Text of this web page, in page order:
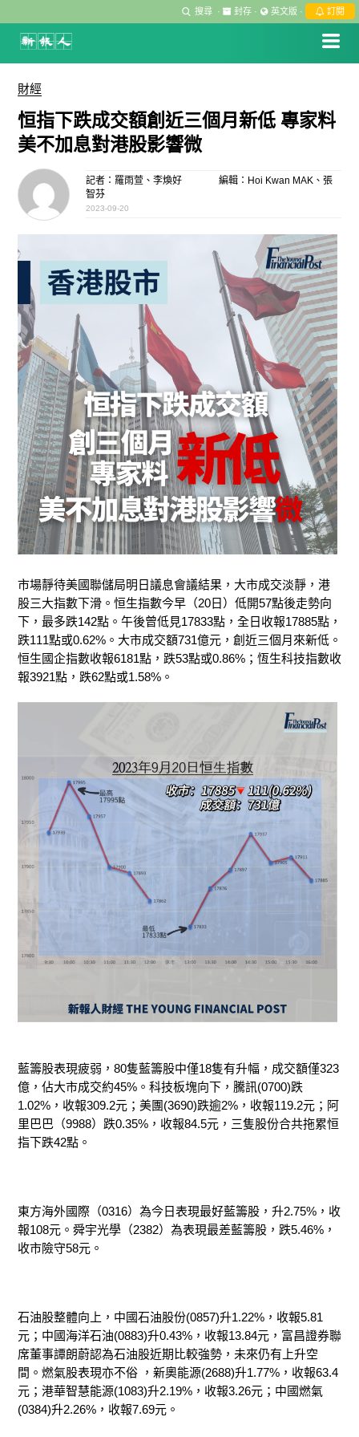
搜尋 · 封存 · 英文版 · 訂閱
財經
恒指下跌成交額創近三個月新低 專家料
美不加息對港股影響微
記者：羅雨萱、李煥好
編輯：Hoi Kwan MAK、張
智芬
2023-09-20
市場靜待美國聯儲局明日議息會議結果，大市成交淡靜，港
股三大指數下滑 。恒生指數今早（20日）低開57點後走勢向
下，最多跌142點。午後曾低見17833點，全日收報17885點，
跌111點或0.62%。大市成交額731億元，創近三個月來新低。
恒生國企指數收報6181點，跌53點或0.86%；恆生科技指數收
報3921點，跌62點或1.58%。
藍籌股表現疲弱，80隻藍籌股中僅18隻有升幅，成交額僅323
億，佔大市成交約45%。科技板塊向下，騰訊(0700)跌
1.02%，收報309.2元；美團(3690)跌逾2%，收報119.2元；阿
里巴巴（9988）跌0.35%，收報84.5元，三隻股份合共拖累恒
指下跌42點。
東方海外國際（0316）為今日表現最好藍籌股，升2.75%，收
報108元。舜宇光學（2382）為表現最差藍籌股，跌5.46%，
收市險守58元。
石油股整體向上，中國石油股份(0857)升1.22%，收報5.81
元；中國海洋石油(0883)升0.43%，收報13.84元，富昌證券聯
席董事譚朗蔚認為石油股近期比較強勢，未來仍有上升空
間。燃氣股表現亦不俗 ，新奧能源(2688)升1.77%，收報63.4
元；港華智慧能源(1083)升2.19%，收報3.26元；中國燃氣
(0384)升2.26%，收報7.69元。